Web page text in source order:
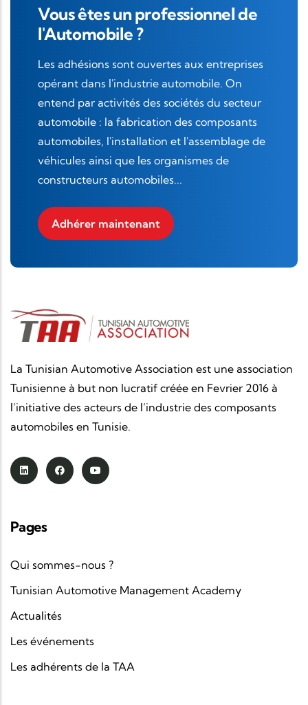
Vous êtes un professionnel de
l'Automobile ?
Les adhésions sont ouvertes aux entreprises
opérant dans l'industrie automobile. On
entend par activités des sociétés du secteur
automobile : la fabrication des composants
automobiles, l'installation et l'assemblage de
véhicules ainsi que les organismes de
constructeurs automobiles...
Adhérer maintenant
La Tunisian Automotive Association est une association
Tunisienne à but non lucratif créée en Fevrier 2016 à
l’initiative des acteurs de l’industrie des composants
automobiles en Tunisie.
Pages
Qui sommes-nous ?
Tunisian Automotive Management Academy
Actualités
Les événements
Les adhérents de la TAA